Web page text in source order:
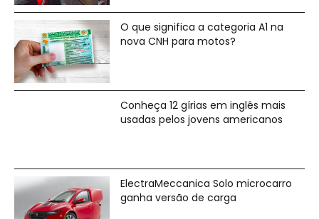
O que significa a categoria A1 na
nova CNH para motos?
Conheça 12 gírias em inglês mais
usadas pelos jovens americanos
ElectraMeccanica Solo microcarro
ganha versão de carga